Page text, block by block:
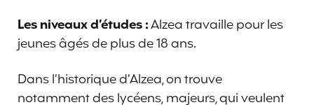
Les niveaux d’études :Alzea travaille pour les
jeunes âgés de plus de 18 ans.
Dans l’historique d’Alzea, on trouve
notamment des lycéens, majeurs, qui veulent